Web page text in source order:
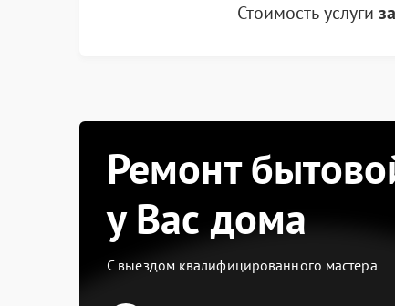
Стоимость услуги
Ремонт
у Вас дома
С выездом квалифицированного мастера